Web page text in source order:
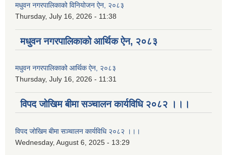
मधुवन नगरपालिकाको विनियोजन ऐन, २०८३
Thursday, July 16, 2026 - 11:38
मधुवन नगरपालिकाको आर्थिक ऐन, २०८३
मधुवन नगरपालिकाको आर्थिक ऐन, २०८३
Thursday, July 16, 2026 - 11:31
विपद जोखिम बीमा सञ्चालन कार्यविधि २०८२ ।।।
विपद जोखिम बीमा सञ्चालन कार्यविधि २०८२ ।।।
Wednesday, August 6, 2025 - 13:29